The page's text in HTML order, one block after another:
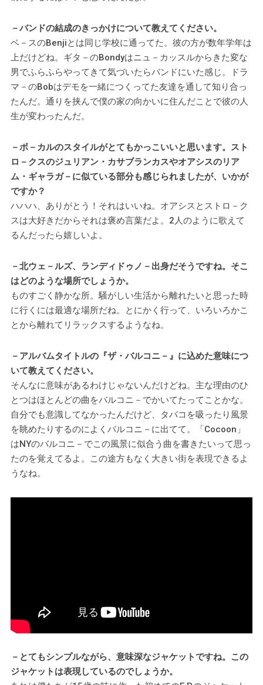
－バンドの結成のきっかけについて教えてください。
ベ－スのBenjiとは同じ学校に通ってた。彼の方が数年学年は
上だけどね。ギタ－のBondyはニュ－カッスルからきた変な
男でふらふらやってきて気づいたらバンドにいた感じ。ドラ
マ－のBobはデモを一緒につくってた友達を通して知り合っ
たんだ。通りを挟んで僕の家の向かいに住んだことで彼の人
生が変わったんだ。
－ボ－カルのスタイルがとてもかっこいいと思います。スト
ロ－クスのジュリアン・カサブランカスやオアシスのリア
ム・ギャラガ－に似ている部分も感じられましたが、いかが
ですか？
ハハハ、ありがとう！それはいいね。オアシスとストロ－ク
スは大好きだからそれは褒め言葉だよ。2人のように歌えて
るんだったら嬉しいよ。
－北ウェ－ルズ、ランディドゥノ－出身だそうですね。そこ
はどのような場所でしょうか。
ものすごく静かな所。騒がしい生活から離れたいと思った時
に行くには最適な場所だね。とにかく行って、いろいろかこ
とから離れてリラックスするようなね。
－アルバムタイトルの『ザ・バルコニ－』に込めた意味につ
いて教えてください。
そんなに意味があるわけじゃないんだけどね。主な理由のひ
とつはほとんどの曲をバルコニ－でかいてたってことかな。
自分でも意識してなかったんだけど、タバコを吸ったり風景
を眺めたりするのによくバルコニ－に出てて。「Cocoon」
はNYのバルコニ－でこの風景に似合う曲を書きたいって思っ
たのを覚えてるよ。この途方もなく大きい街を表現できるよ
うなね。
－とてもシンプルながら、意味深なジャケットですね。この
ジャケットは表現しているのでしょうか。